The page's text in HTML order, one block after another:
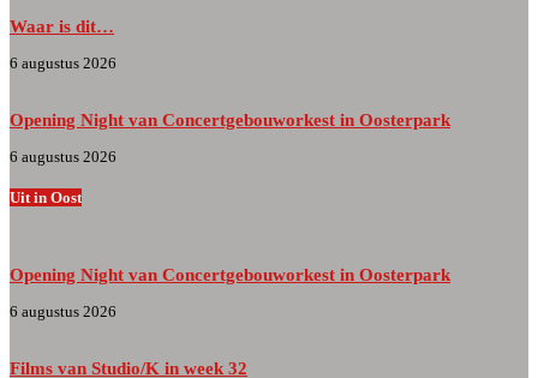
Waar is dit…
6 augustus 2026
Opening Night van Concertgebouworkest in Oosterpark
6 augustus 2026
Uit in Oost
Opening Night van Concertgebouworkest in Oosterpark
6 augustus 2026
Films van Studio/K in week 32